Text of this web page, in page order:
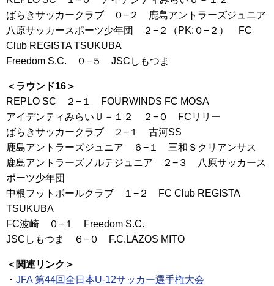
ばらきサッカークラブ ０−２ 鹿島アントラーズジュニア
八原サッカースポーツ少年団 ２−２（PK:０−２） FC
Club REGISTA TSUKUBA
Freedom S.C. ０−５ JSCしもつま
＜ラウンド16＞
REPLO SC ２−１ FOURWINDS FC MOSA
アイデンティみらいＵ－１２ ２−０ FCリリー
ばらきサッカークラブ ２−１ 古河SS
鹿島アントラーズジュニア ６−１ 三和Ｓクリアンサス
鹿島アントラーズノルテジュニア ２−３ 八原サッカース
ポーツ少年団
中根フットボールクラブ １−２ FC Club REGISTA
TSUKUBA
FC波崎 ０−１ Freedom S.C.
JSCしもつま ６−０ F.C.LAZOS MITO
＜関連リンク＞
・ JFA 第44回全日本U-12サッカー選手権大会